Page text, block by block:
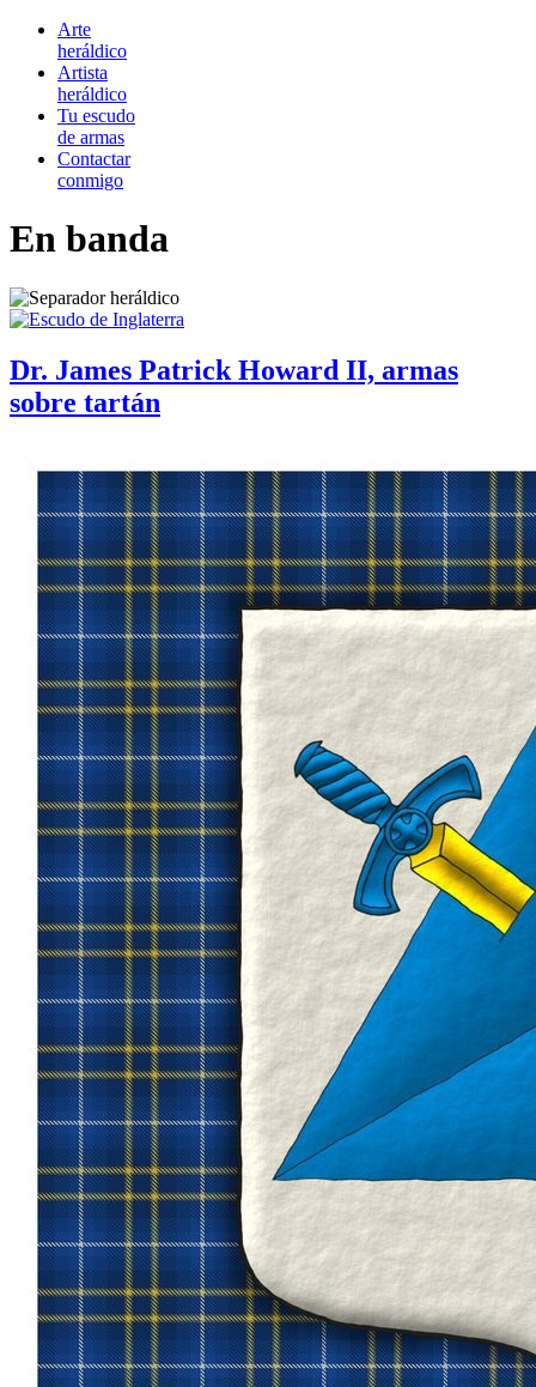
Arte
heráldico
Artista
heráldico
Tu escudo
de armas
Contactar
conmigo
En banda
Dr. James Patrick Howard II, armas
sobre tartán